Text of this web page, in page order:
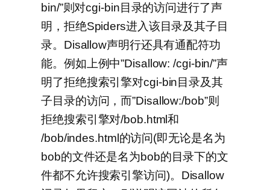
bin/”则对cgi-bin目录的访问进行了声
明，拒绝Spiders进入该目录及其子目
录。Disallow声明行还具有通配符功
能。例如上例中”Disallow: /cgi-bin/”声
明了拒绝搜索引擎对cgi-bin目录及其
子目录的访问，而”Disallow:/bob”则
拒绝搜索引擎对/bob.html和
/bob/indes.html的访问(即无论是名为
bob的文件还是名为bob的目录下的文
件都不允许搜索引擎访问)。Disallow